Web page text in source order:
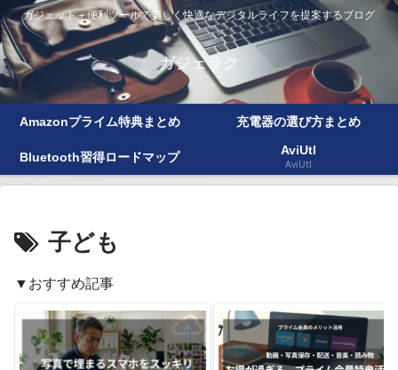
ガジェット＋便利ツールで楽しく快適なデジタルライフを提案するブログ
ガジェラク
Amazonプライム特典まとめ 充電器の選び方まとめ
Bluetooth習得ロードマップ AviUtl
AviUtl
子ども
▼おすすめ記事